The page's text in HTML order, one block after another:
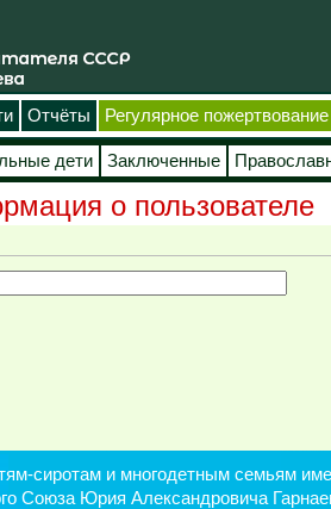
Отчёты Регулярное пожертвование
дети Заключенные
о пользователе
и многодетным семьям
Союза Юрия Александровича